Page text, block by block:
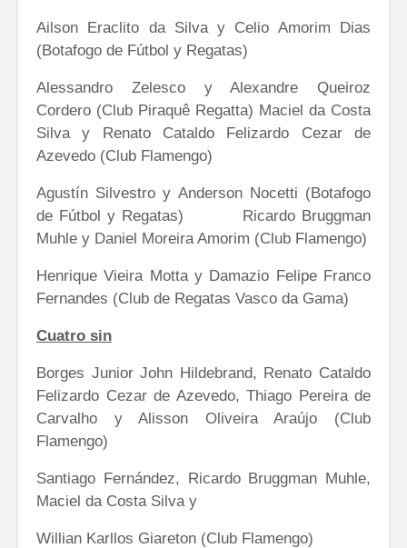
Ailson Eraclito da Silva y Celio Amorim Dias
(Botafogo de Fútbol y Regatas)
Alessandro Zelesco y Alexandre Queiroz
Cordero (Club Piraquê Regatta) Maciel da Costa
Silva y Renato Cataldo Felizardo Cezar de
Azevedo (Club Flamengo)
Agustín Silvestro y Anderson Nocetti (Botafogo
de Fútbol y Regatas) Ricardo Bruggman
Muhle y Daniel Moreira Amorim (Club Flamengo)
Henrique Vieira Motta y Damazio Felipe Franco
Fernandes (Club de Regatas Vasco da Gama)
Cuatro sin
Borges Junior John Hildebrand, Renato Cataldo
Felizardo Cezar de Azevedo, Thiago Pereira de
Carvalho y Alisson Oliveira Araújo (Club
Flamengo)
Santiago Fernández, Ricardo Bruggman Muhle,
Maciel da Costa Silva y
Willian Karllos Giareton (Club Flamengo)